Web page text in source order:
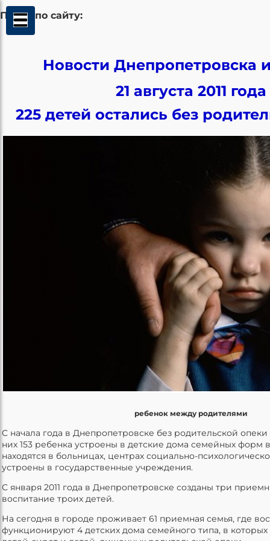
Поиск по сайту:
Новости Днепропетровска
21 августа 2011 года
225 детей остались без
ребенок между родителями
С начала года в Днепропетровске без родительской опеки
них 153 ребенка устроены в детские дома семейных форм
находятся в больницах, центрах социально-
устроены в государственные учреждения.
С января 2011 года в Днепропетровске созданы три
воспитание троих детей.
На сегодня в городе проживает 61 приемная семья, где
функционируют 4 детских дома семейного типа, в